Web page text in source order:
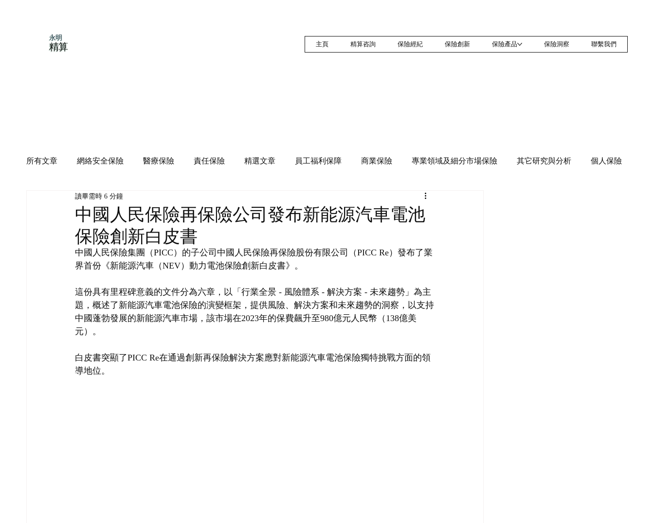
永明
精算 主頁 精算咨詢 保險經紀 保險創新 保險產品 保險洞察 聯繫我們
所有文章 網絡安全保險 醫療保險 責任保險 精選文章 員工福利保障 商業保險 專業領域及細分市場保險 其它研究與分析 個人保險
中國人民保險再保險公司發布新能源汽車電池
保險創新白皮書
讀畢需時 6 分鐘
中國人民保險集團（PICC）的子公司中國人民保險再保險股份有限公司（PICC Re）發布了業
界首份《新能源汽車（NEV）動力電池保險創新白皮書》。
這份具有里程碑意義的文件分為六章，以「行業全景 - 風險體系 - 解決方案 - 未來趨勢」為主
題，概述了新能源汽車電池保險的演變框架，提供風險、解決方案和未來趨勢的洞察，以支持
中國蓬勃發展的新能源汽車市場，該市場在2023年的保費飆升至980億元人民幣（138億美
元）。
白皮書突顯了PICC Re在通過創新再保險解決方案應對新能源汽車電池保險獨特挑戰方面的領
導地位。